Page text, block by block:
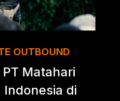
OUTBOUND
Matahari
Indonesia di